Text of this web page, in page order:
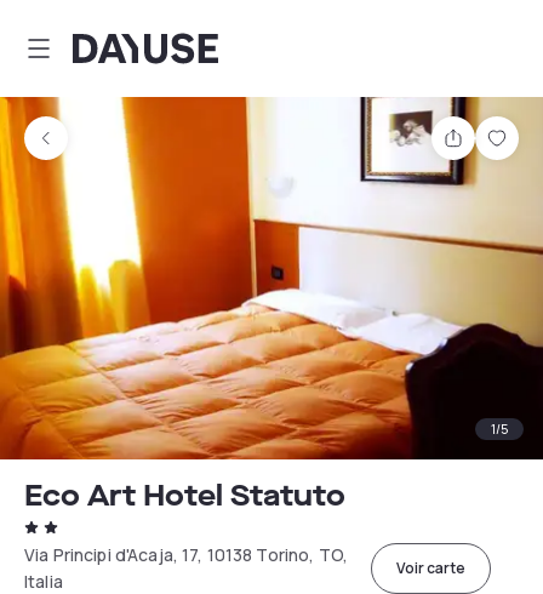
Dayuse
Partager
1/5
Eco Art Hotel Statuto
Via Principi d'Acaja, 17, 10138 Torino, TO,
Italia
Voir carte